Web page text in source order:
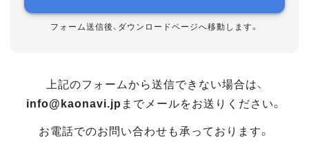
フォーム送信後、ダウンロードページへ移動します。
上記のフォームから送信できない場合は、
info@kaonavi.jp までメールをお送りください。
お電話でのお問い合わせも承っております。